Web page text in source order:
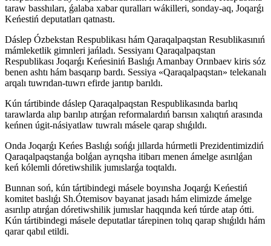
taraw basshıları, ǵalaba xabar quralları wákilleri, sonday-aq, Joqarǵı
Keńestiń deputatları qatnastı.
Dáslep Ózbekstan Respublikası hám Qaraqalpaqstan Resublikasınıń
mámleketlik gimnleri jańladı. Sessiyanı Qaraqalpaqstan
Respublikası Joqarǵı Keńesiniń Baslıǵı Amanbay Orınbaev kiris sóz
benen ashtı hám basqarıp bardı. Sessiya «Qaraqalpaqstan» telekanalı
arqalı tuwrıdan-tuwrı efirde jarıtıp barıldı.
Kún tártibinde dáslep Qaraqalpaqstan Respublikasında barlıq
tarawlarda alıp barılıp atırǵan reformalardıń barısın xalıqtıń arasında
keńnen úgit-násiyatlaw tuwralı másele qarap shıǵıldı.
Onda Joqarǵı Keńes Baslıǵı sońǵı jıllarda húrmetli Prezidentimizdiń
Qaraqalpaqstanǵa bolǵan ayrıqsha itibarı menen ámelge asırılǵan
keń kólemli dóretiwshilik jumıslarǵa toqtaldı.
Bunnan soń, kún tártibindegi másele boyınsha Joqarǵı Keńestiń
komitet baslıǵı Sh.Ótemisov bayanat jasadı hám elimizde ámelge
asırılıp atırǵan dóretiwshilik jumıslar haqqında keń túrde atap ótti.
Kún tártibindegi másele deputatlar tárepinen tolıq qarap shıǵıldı hám
qarar qabıl etildi.